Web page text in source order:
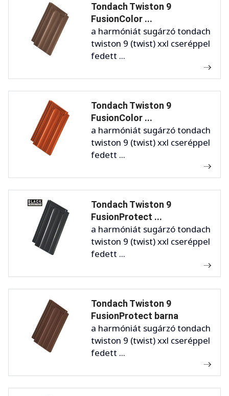
Tondach Twiston 9
FusionColor ...
a harmóniát sugárzó tondach
twiston 9 (twist) xxl cseréppel
fedett ...
Tondach Twiston 9
FusionColor ...
a harmóniát sugárzó tondach
twiston 9 (twist) xxl cseréppel
fedett ...
Tondach Twiston 9
FusionProtect ...
a harmóniát sugárzó tondach
twiston 9 (twist) xxl cseréppel
fedett ...
Tondach Twiston 9
FusionProtect barna
a harmóniát sugárzó tondach
twiston 9 (twist) xxl cseréppel
fedett ...